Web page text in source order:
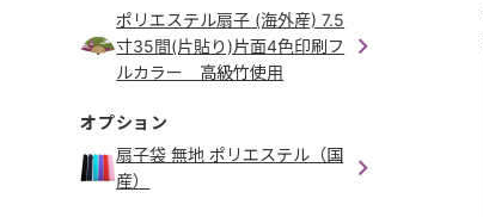
ポリエステル扇子 (海外産) 7.5
寸35間(片貼り)片面4色印刷フ
ルカラー 高級竹使用
オプション
扇子袋 無地 ポリエステル（国
産）